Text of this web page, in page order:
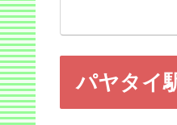
パヤタイ